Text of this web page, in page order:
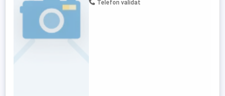
Telefon validat